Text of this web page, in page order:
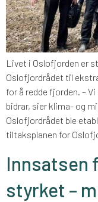
Livet i Oslofjorden er
Oslofjordrådet til
for å redde fjorden. –
bidrar, sier klima- og
Oslofjordrådet ble
tiltaksplanen for
Innsatsen
styrket –